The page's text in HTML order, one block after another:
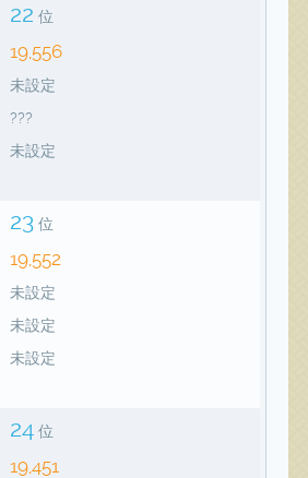
22 位
19,556
未設定
???
未設定
23 位
19,552
未設定
未設定
未設定
24 位
19,451